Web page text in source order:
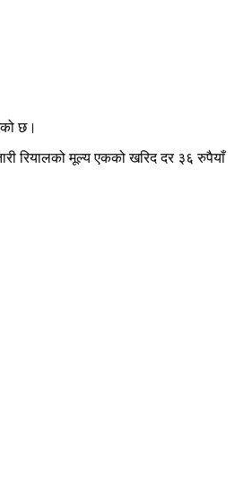
छ।
रियालको मूल्य एकको खरिद दर ३६ रुपैयाँ